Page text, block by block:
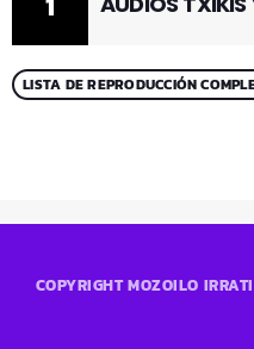
LISTA DE REPRODUCCIÓN
COPYRIGHT MOZOILO